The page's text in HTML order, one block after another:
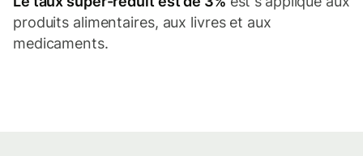
produits alimentaires, aux livres et aux
medicaments.